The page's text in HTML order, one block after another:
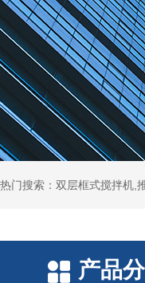
热门搜索：双层框式搅拌机,
产品